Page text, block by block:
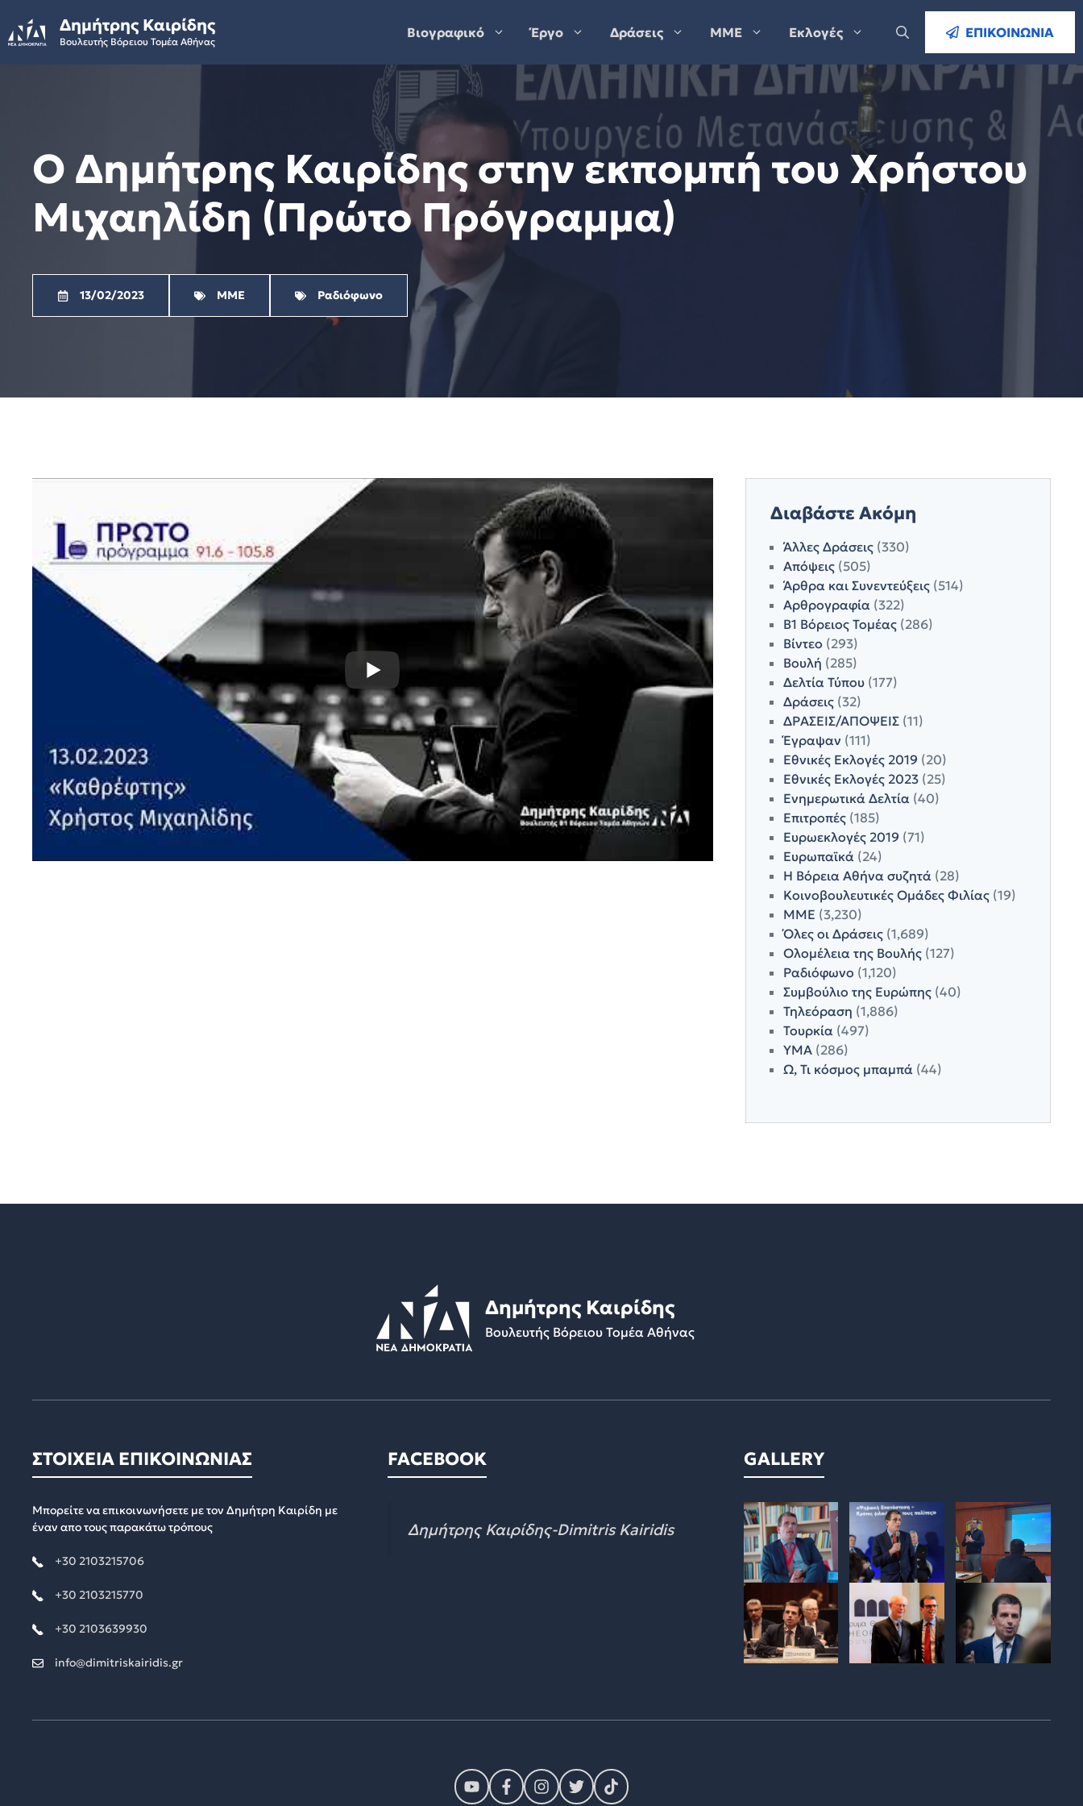
to
content
Δημήτρης Καιρίδης
Βουλευτής Βόρειου Τομέα Αθήνας
Βιογραφικό Έργο Δράσεις ΜΜΕ Εκλογές ΕΠΙΚΟΙΝΩΝΙΑ
Ο Δημήτρης Καιρίδης στην εκπομπή του Χρήστου
Μιχαηλίδη (Πρώτο Πρόγραμμα)
13/02/2023 ΜΜΕ Ραδιόφωνο
Διαβάστε Ακόμη
Άλλες Δράσεις(330)
Απόψεις(505)
Άρθρα και Συνεντεύξεις(514)
Αρθρογραφία(322)
Β1 Βόρειος Τομέας(286)
Βίντεο (293)
Βουλή (285)
Δελτία Τύπου(177)
Δράσεις(32)
ΔΡΑΣΕΙΣ/ΑΠΟΨΕΙΣ(11)
Έγραψαν (111)
Εθνικές Εκλογές 2019 (20)
Εθνικές Εκλογές 2023(25)
Ενημερωτικά Δελτία(40)
Επιτροπές(185)
Ευρωεκλογές 2019 (71)
Ευρωπαϊκά(24)
Η Βόρεια Αθήνα συζητά(28)
Κοινοβουλευτικές Ομάδες Φιλίας(19)
ΜΜΕ (3,230)
Όλες οι Δράσεις(1,689)
Ολομέλεια της Βουλής(127)
Ραδιόφωνο (1,120)
Συμβούλιο της Ευρώπης(40)
Τηλεόραση (1,886)
Τουρκία(497)
ΥΜΑ(286)
Ω, Τι κόσμος μπαμπά(44)
Δημήτρης Καιρίδης
Βουλευτής Βόρειου Τομέα Αθήνας
ΣΤΟΙΧΕΙΑ ΕΠΙΚΟΙΝΩΝΙΑΣ
Μπορείτε να επικοινωνήσετε με τον Δημήτρη Καιρίδη με
έναν απο τους παρακάτω τρόπους
+30 2103215706
+30 2103215770
+30 2103639930
info@dimitriskairidis.gr
FACEBOOK
Δημήτρης Καιρίδης-Dimitris Kairidis
GALLERY